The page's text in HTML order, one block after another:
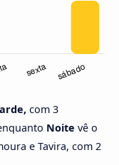
com 3
Noite vê o
e Tavira, com 2